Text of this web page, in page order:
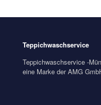
Teppichwaschservice
Teppichwaschservice -
eine Marke der AMG